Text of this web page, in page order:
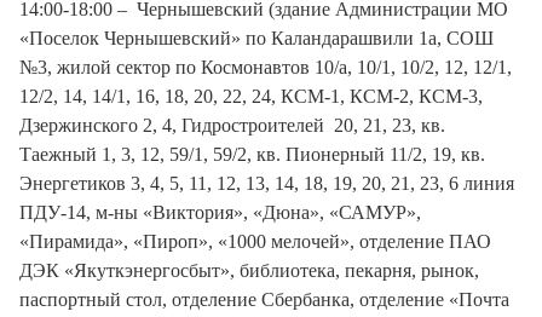
14:00-18:00 – Чернышевский (здание Администрации МО
«Поселок Чернышевский» по Каландарашвили 1а, СОШ
№3, жилой сектор по Космонавтов 10/а, 10/1, 10/2, 12, 12/1,
12/2, 14, 14/1, 16, 18, 20, 22, 24, КСМ-1, КСМ-2, КСМ-3,
Дзержинского 2, 4, Гидростроителей 20, 21, 23, кв.
Таежный 1, 3, 12, 59/1, 59/2, кв. Пионерный 11/2, 19, кв.
Энергетиков 3, 4, 5, 11, 12, 13, 14, 18, 19, 20, 21, 23, 6 линия
ПДУ-14, м-ны «Виктория», «Дюна», «САМУР»,
«Пирамида», «Пироп», «1000 мелочей», отделение ПАО
ДЭК «Якуткэнергосбыт», библиотека, пекарня, рынок,
паспортный стол, отделение Сбербанка, отделение «Почта